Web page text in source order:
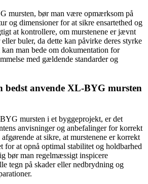
mursten, bør man være opmærksom på
og dimensioner for at sikre ensartethed og
at kontrollere, om murstenene er jævnt
buler, da dette kan påvirke deres styrke
man bede om dokumentation for
med gældende standarder og
anvende XL-BYG mursten
mursten i et byggeprojekt, er det
anvisninger og anbefalinger for korrekt
at sikre, at murstenene er korrekt
for at opnå optimal stabilitet og holdbarhed
bør man regelmæssigt inspicere
tegn på skader eller nedbrydning og